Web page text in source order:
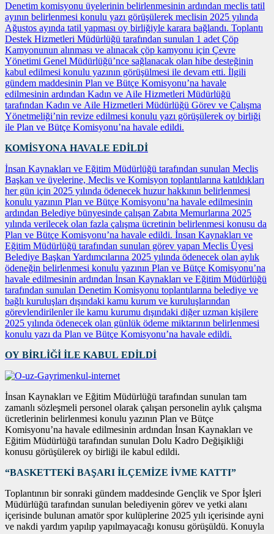
Denetim komisyonu üyelerinin belirlenmesinin ardından meclis tatil
ayının belirlenmesi konulu yazı görüşülerek meclisin 2025 yılında
Ağustos ayında tatil yapması oy birliğiyle karara bağlandı. Toplantı
Destek Hizmetleri Müdürlüğü tarafından sunulan 1 adet Çöp
Kamyonunun alınması ve alınacak çöp kamyonu için Çevre
Yönetimi Genel Müdürlüğü’nce sağlanacak olan hibe desteğinin
kabul edilmesi konulu yazının görüşülmesi ile devam etti. İlgili
gündem maddesinin Plan ve Bütçe Komisyonu’na havale
edilmesinin ardından Kadın ve Aile Hizmetleri Müdürlüğü
tarafından Kadın ve Aile Hizmetleri Müdürlüğü Görev ve Çalışma
Yönetmeliği’nin revize edilmesi konulu yazı görüşülerek oy birliği
ile Plan ve Bütçe Komisyonu’na havale edildi.
KOMİSYONA HAVALE EDİLDİ
İnsan Kaynakları ve Eğitim Müdürlüğü tarafından sunulan Meclis
Başkan ve üyelerine, Meclis ve Komisyon toplantılarına katıldıkları
her gün için 2025 yılında ödenecek huzur hakkının belirlenmesi
konulu yazının Plan ve Bütçe Komisyonu’na havale edilmesinin
ardından Belediye bünyesinde çalışan Zabıta Memurlarına 2025
yılında verilecek olan fazla çalışma ücretinin belirlenmesi konusu da
Plan ve Bütçe Komisyonu’na havale edildi. İnsan Kaynakları ve
Eğitim Müdürlüğü tarafından sunulan görev yapan Meclis Üyesi
Belediye Başkan Yardımcılarına 2025 yılında ödenecek olan aylık
ödeneğin belirlenmesi konulu yazının Plan ve Bütçe Komisyonu’na
havale edilmesinin ardından İnsan Kaynakları ve Eğitim Müdürlüğü
tarafından sunulan Denetim Komisyonu toplantılarına belediye ve
bağlı kuruluşları dışındaki kamu kurum ve kuruluşlarından
görevlendirilenler ile kamu kurumu dışındaki diğer uzman kişilere
2025 yılında ödenecek olan günlük ödeme miktarının belirlenmesi
konulu yazı da Plan ve Bütçe Komisyonu’na havale edildi.
OY BİRLİĞİ İLE KABUL EDİLDİ
İnsan Kaynakları ve Eğitim Müdürlüğü tarafından sunulan tam
zamanlı sözleşmeli personel olarak çalışan personelin aylık çalışma
ücretlerinin belirlenmesi konulu yazının Plan ve Bütçe
Komisyonu’na havale edilmesinin ardından İnsan Kaynakları ve
Eğitim Müdürlüğü tarafından sunulan Dolu Kadro Değişikliği
konusu görüşülerek oy birliği ile kabul edildi.
“BASKETTEKİ BAŞARI İLÇEMİZE İVME KATTI”
Toplantının bir sonraki gündem maddesinde Gençlik ve Spor İşleri
Müdürlüğü tarafından sunulan belediyenin görev ve yetki alanı
içerisinde bulunan amatör spor kulüplerine 2025 yılı içerisinde ayni
ve nakdi yardım yapılıp yapılmayacağı konusu görüşüldü. Konuyla